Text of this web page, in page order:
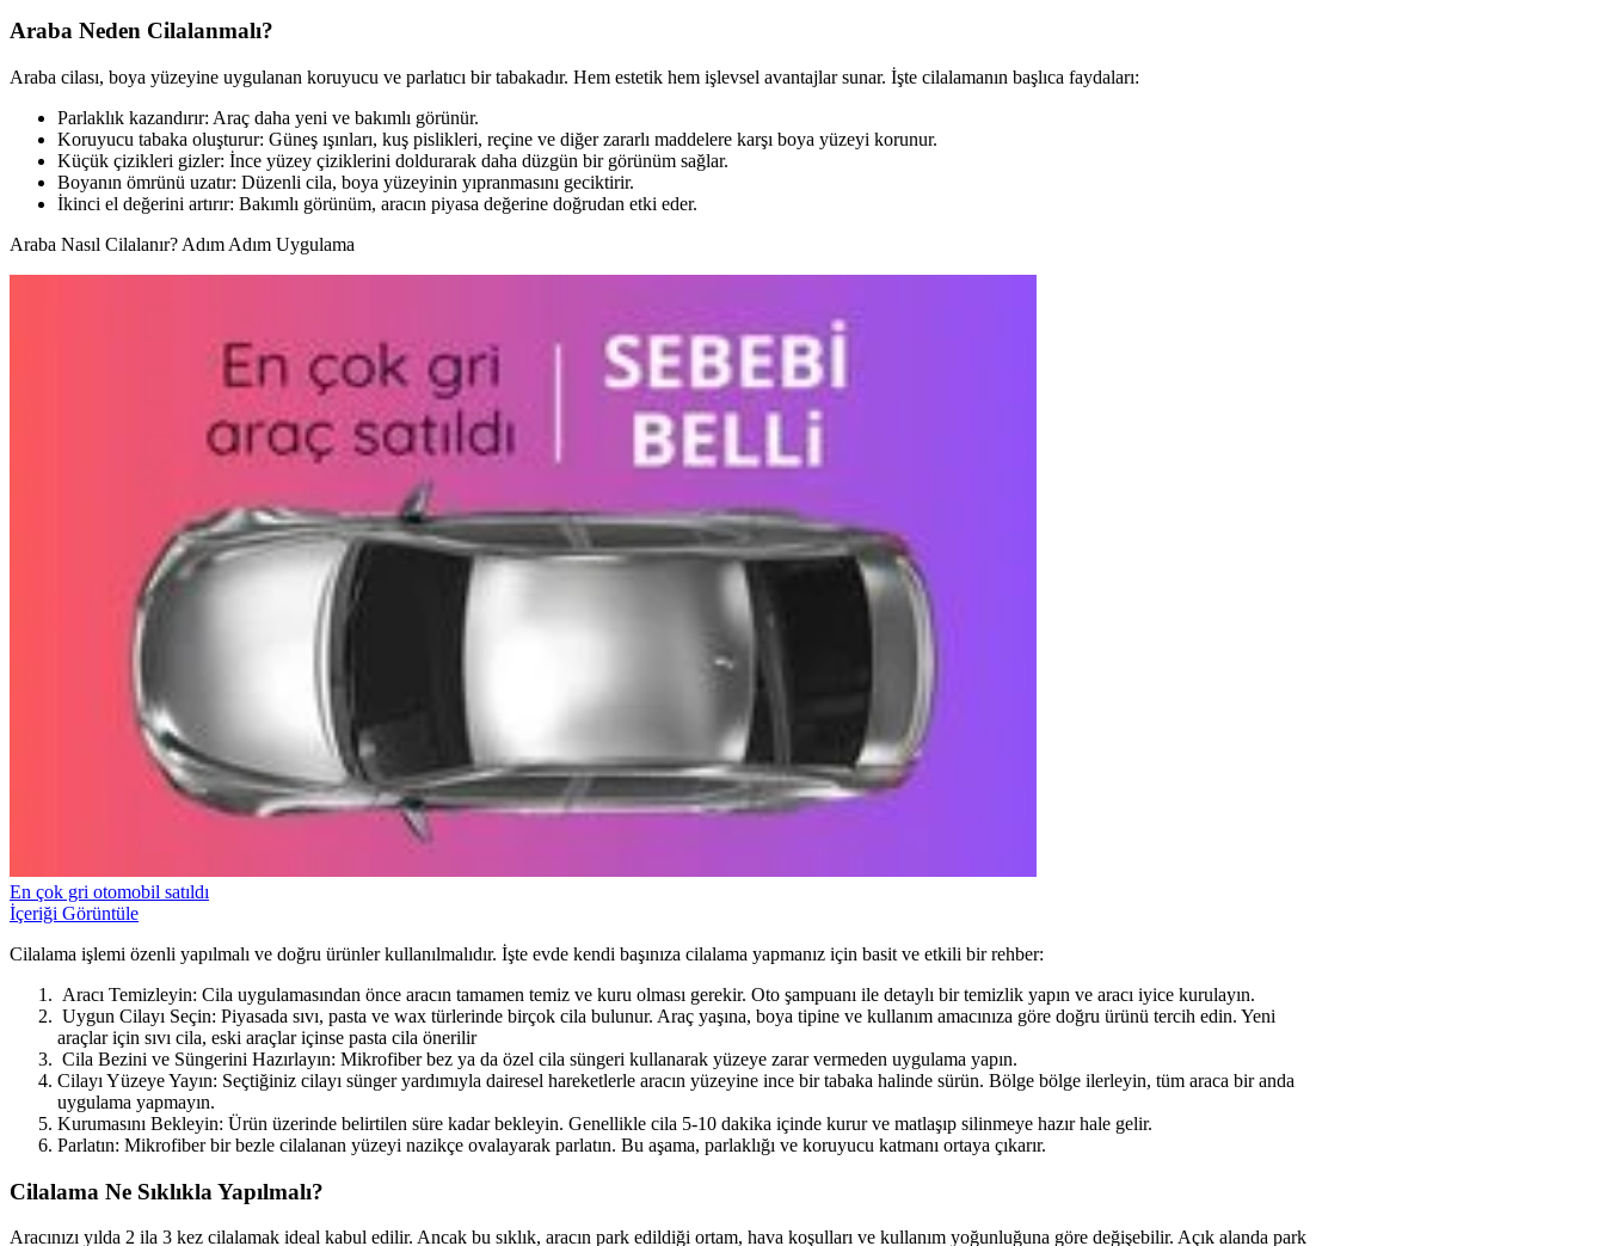
Araba Neden Cilalanmalı?
Araba cilası, boya yüzeyine uygulanan koruyucu ve parlatıcı bir tabakadır. Hem estetik hem işlevsel avantajlar sunar. İşte cilalamanın başlıca faydaları:
Parlaklık kazandırır: Araç daha yeni ve bakımlı görünür.
Koruyucu tabaka oluşturur: Güneş ışınları, kuş pislikleri, reçine ve diğer zararlı maddelere karşı boya yüzeyi korunur.
Küçük çizikleri gizler: İnce yüzey çiziklerini doldurarak daha düzgün bir görünüm sağlar.
Boyanın ömrünü uzatır: Düzenli cila, boya yüzeyinin yıpranmasını geciktirir.
İkinci el değerini artırır: Bakımlı görünüm, aracın piyasa değerine doğrudan etki eder.
Araba Nasıl Cilalanır? Adım Adım Uygulama
En çok gri otomobil satıldı
İçeriği Görüntüle
Cilalama işlemi özenli yapılmalı ve doğru ürünler kullanılmalıdır. İşte evde kendi başınıza cilalama yapmanız için basit ve etkili bir rehber:
Aracı Temizleyin: Cila uygulamasından önce aracın tamamen temiz ve kuru olması gerekir. Oto şampuanı ile detaylı bir temizlik yapın ve aracı iyice kurulayın.
Uygun Cilayı Seçin: Piyasada sıvı, pasta ve wax türlerinde birçok cila bulunur. Araç yaşına, boya tipine ve kullanım amacınıza göre doğru ürünü tercih edin. Yeni
araçlar için sıvı cila, eski araçlar içinse pasta cila önerilir
Cila Bezini ve Süngerini Hazırlayın: Mikrofiber bez ya da özel cila süngeri kullanarak yüzeye zarar vermeden uygulama yapın.
Cilayı Yüzeye Yayın: Seçtiğiniz cilayı sünger yardımıyla dairesel hareketlerle aracın yüzeyine ince bir tabaka halinde sürün. Bölge bölge ilerleyin, tüm araca bir anda
uygulama yapmayın.
Kurumasını Bekleyin: Ürün üzerinde belirtilen süre kadar bekleyin. Genellikle cila 5-10 dakika içinde kurur ve matlaşıp silinmeye hazır hale gelir.
Parlatın: Mikrofiber bir bezle cilalanan yüzeyi nazikçe ovalayarak parlatın. Bu aşama, parlaklığı ve koruyucu katmanı ortaya çıkarır.
Cilalama Ne Sıklıkla Yapılmalı?
Aracınızı yılda 2 ila 3 kez cilalamak ideal kabul edilir. Ancak bu sıklık, aracın park edildiği ortam, hava koşulları ve kullanım yoğunluğuna göre değişebilir. Açık alanda park